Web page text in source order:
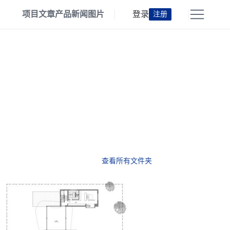
项目文章产品新闻 图片 登录 注册
查看所有文件夹